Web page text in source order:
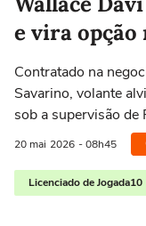
e vira opção
Contratado na
Savarino, volante
sob a supervisão de
20 mai 2026 - 08h45
Licenciado de Jogada10